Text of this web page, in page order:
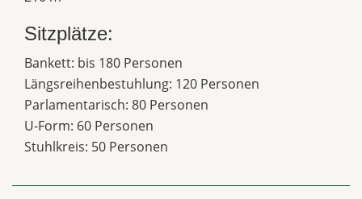
Sitzplätze:
Bankett: bis 180 Personen
Längsreihenbestuhlung: 120 Personen
Parlamentarisch: 80 Personen
U-Form: 60 Personen
Stuhlkreis: 50 Personen